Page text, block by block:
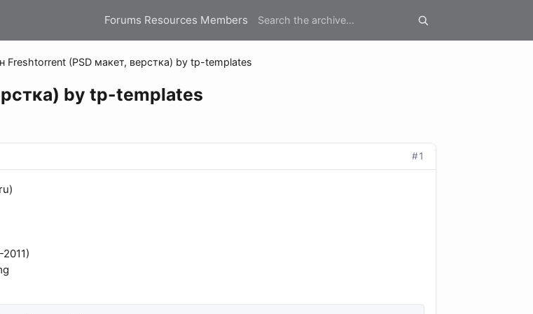
Forums Resources Members
Freshtorrent (PSD макет, верстка) by tp-templates
by tp-templates
#1